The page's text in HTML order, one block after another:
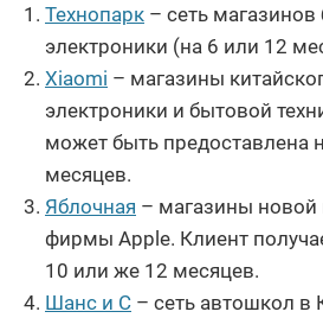
Технопарк – сеть
электроники (на 6 или 12
Xiaomi – магазины
электроники и бытовой
может быть предоставлена
месяцев.
Яблочная – магазины новой
фирмы Apple. Клиент
10 или же 12 месяцев.
Шанс и С – сеть автошкол в